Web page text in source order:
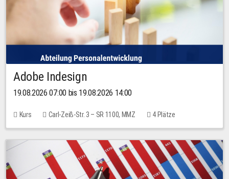
Adobe Indesign
19.08.2026 07:00 bis 19.08.2026 14:00
Kurs Carl-Zeiß-Str. 3 – SR 1100, MMZ 4 Plätze